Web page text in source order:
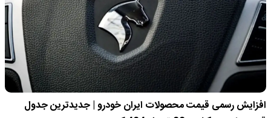
افزایش رسمی قیمت محصولات ایران خودرو | جدیدترین جدول